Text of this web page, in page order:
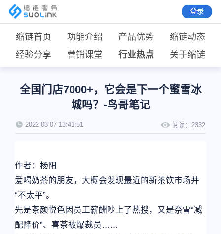
登录
缩链首页 功能介绍 产品优势
缩链动态
经验分享
营销课堂 行业热点 关于缩链
全国门店7000+，它会是下一个蜜雪冰
城吗？-鸟哥笔记
2022-03-07 13:41:51 阅读： 2332
作者：杨阳
爱喝奶茶的朋友，大概会发现最近的新茶饮市场并
“不太平”。
先是茶颜悦色因员工薪酬吵上了热搜，又是奈雪“减
配降价”、喜茶被爆裁员……